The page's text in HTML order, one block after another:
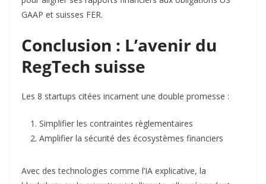
GAAP et suisses FER.
Conclusion : L’avenir du
RegTech suisse
Les 8 startups citées incarnent une double promesse :
Simplifier les contraintes règlementaires
Amplifier la sécurité des écosystèmes financiers
Avec des technologies comme l’IA explicative, la